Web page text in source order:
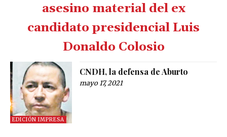
asesino material del ex
candidato presidencial Luis
Donaldo Colosio
EDICIÓN IMPRESA
CNDH, la defensa de Aburto
mayo 17, 2021